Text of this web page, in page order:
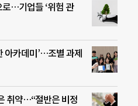
…기업들 ‘위험 관
아카데미’…조별 과제
취약…“절반은 비정